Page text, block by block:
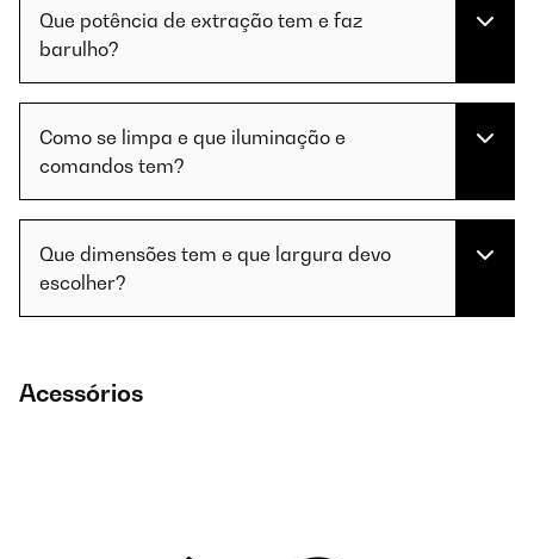
Que potência de extração tem e faz
barulho?
Como se limpa e que iluminação e
comandos tem?
Que dimensões tem e que largura devo
escolher?
Acessórios